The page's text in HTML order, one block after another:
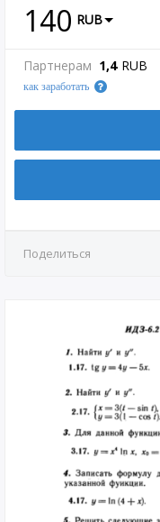
140 RUB
Партнерам 1,4 RUB
как заработать
Поделиться